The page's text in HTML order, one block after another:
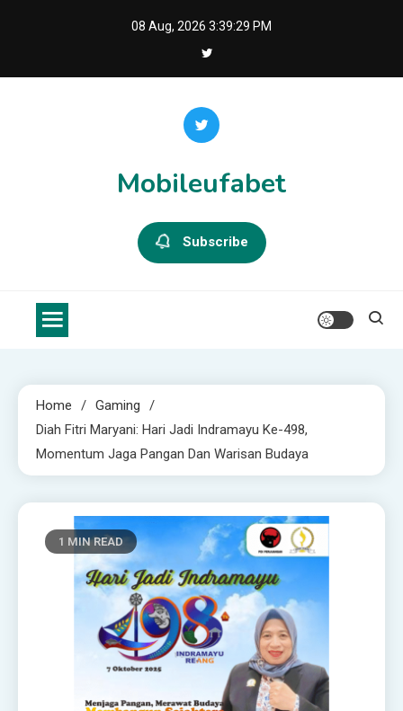
08 Aug, 2026 3:39:29 PM
Mobileufabet
Subscribe
Home
Gaming
Diah Fitri Maryani: Hari Jadi Indramayu Ke-498,
Momentum Jaga Pangan Dan Warisan Budaya
1 MIN READ